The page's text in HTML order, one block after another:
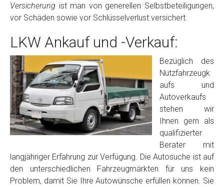
Versicherung ist man von generellen Selbstbeteiligungen,
vor Schäden sowie vor Schlüsselverlust versichert.
LKW Ankauf und -Verkauf:
Bezüglich des
Nutzfahrzeugk
aufs und
Autoverkaufs
stehen wir
Ihnen gern als
qualifizierter
Berater mit
langjähriger Erfahrung zur Verfügung. Die Autosuche ist auf
den unterschiedlichen Fahrzeugmärkten für uns kein
Problem, damit Sie Ihre Autowünsche erfüllen können. Sie